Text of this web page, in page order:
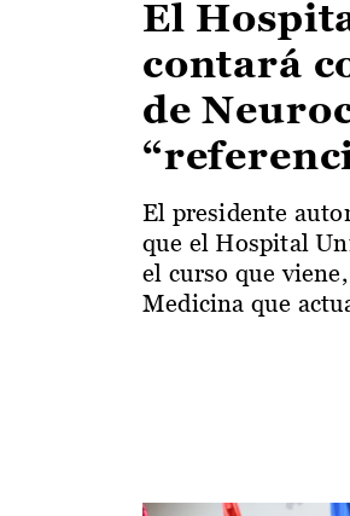
El
contará
de
El presidente
que el Hospital
el curso que
Medicina que